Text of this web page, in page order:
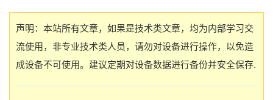
声明：本站所有文章，如果是技术类文章，均为内部学习交
流使用，非专业技术类人员，请勿对设备进行操作，以免造
成设备不可使用。建议定期对设备数据进行备份并安全保存.